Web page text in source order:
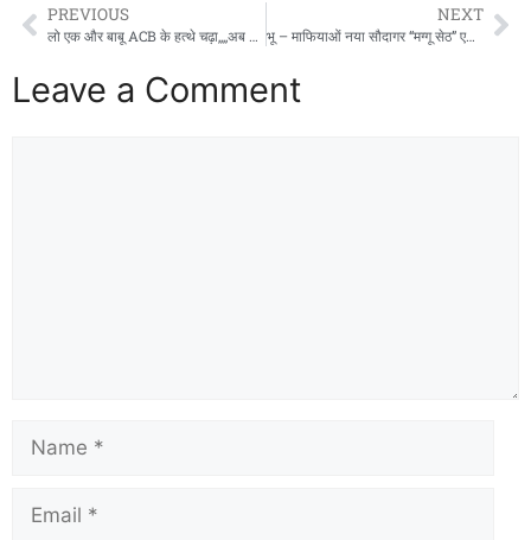
PREVIOUS
लो एक और बाबू ACB के हत्थे चढ़ा,,,,अब शिक्षा विभाग के बाबू कहलाएंगे सस्पेंडूराम,,,,
NEXT
भू – माफियाओं नया सौदागर “मग्गू सेठ” एक नाम जो करे पूरे बेईमान काम,,,,,,,,,,,,
Leave a Comment